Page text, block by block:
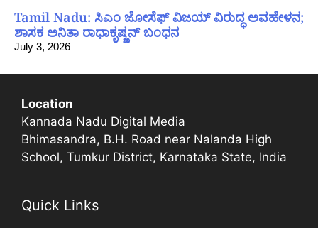
Tamil Nadu: ಸಿಎಂ ಜೋಸೆಫ್ ವಿಜಯ್ ವಿರುದ್ಧ ಅವಹೇಳನ;
ಶಾಸಕ ಅನಿತಾ ರಾಧಾಕೃಷ್ಣನ್ ಬಂಧನ
July 3, 2026
Location
Kannada Nadu Digital Media
Bhimasandra, B.H. Road near Nalanda High
School, Tumkur District, Karnataka State, India
Quick Links